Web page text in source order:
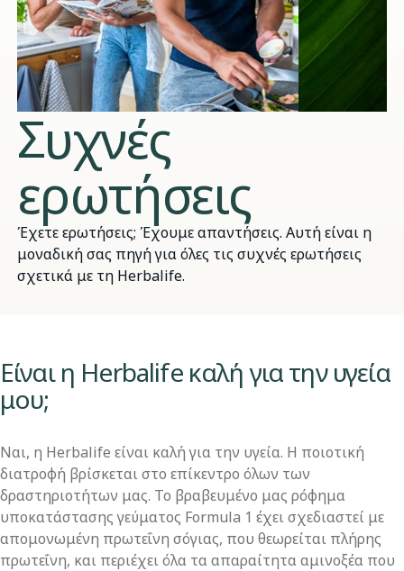
Συχνές
ερωτήσεις
Έχετε ερωτήσεις; Έχουμε απαντήσεις. Αυτή είναι η
μοναδική σας πηγή για όλες τις συχνές ερωτήσεις
σχετικά με τη Herbalife.
​​Είναι η Herbalife καλή για την υγεία
μου;​
Ναι, η Herbalife είναι καλή για την υγεία. Η ποιοτική
διατροφή βρίσκεται στο επίκεντρο όλων των
δραστηριοτήτων μας. Το βραβευμένο μας ρόφημα
υποκατάστασης γεύματος Formula 1 έχει σχεδιαστεί με
απομονωμένη πρωτεΐνη σόγιας, που θεωρείται πλήρης
πρωτεΐνη, και περιέχει όλα τα απαραίτητα αμινοξέα που